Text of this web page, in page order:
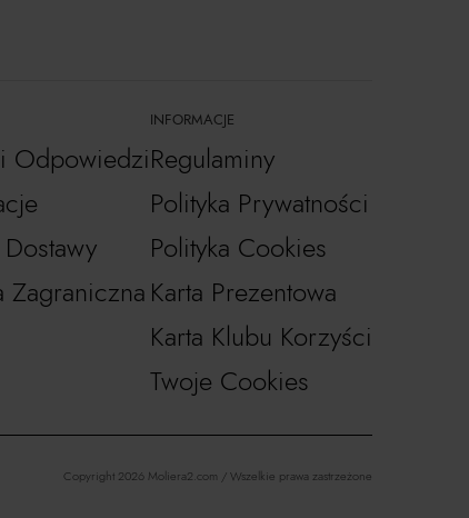
Odpowiedzi
Zagraniczna
INFORMACJE
Regulaminy
Polityka Prywatności
Polityka Cookies
Karta Prezentowa
Karta Klubu Korzyści
Twoje Cookies
Copyright 2026 Moliera2.com / Wszelkie prawa zastrzeżone